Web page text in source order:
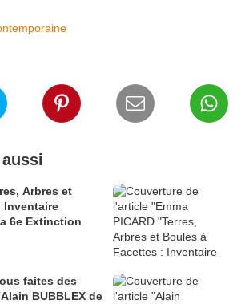
Inventaire
6e Extinction
faites des